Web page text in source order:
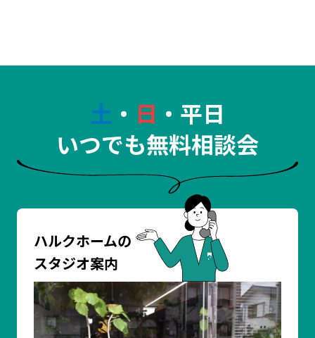
土 ・ 日 ・平日
いつでも無料相談会
ハルクホームの
スタジオ案内